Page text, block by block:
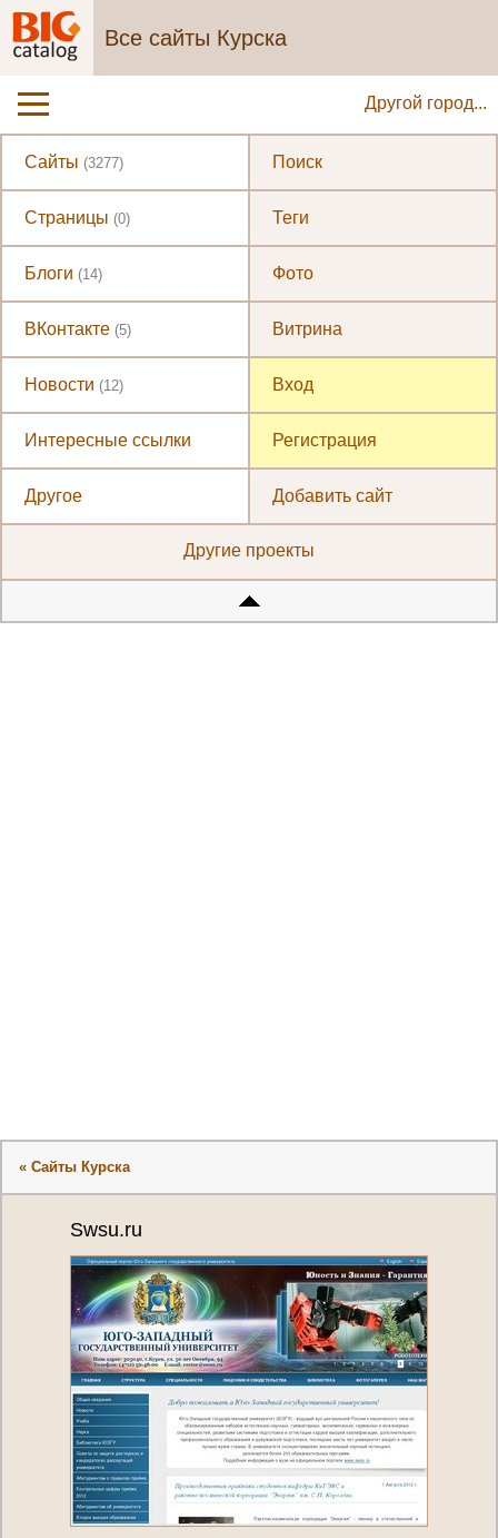
Все сайты Курска
Другой город...
Сайты (3277)
Страницы (0)
Блоги (14)
ВКонтакте (5)
Новости (12)
Интересные ссылки
Другое
Поиск
Теги
Фото
Витрина
Вход
Регистрация
Добавить сайт
Другие проекты
« Сайты Курска
Swsu.ru